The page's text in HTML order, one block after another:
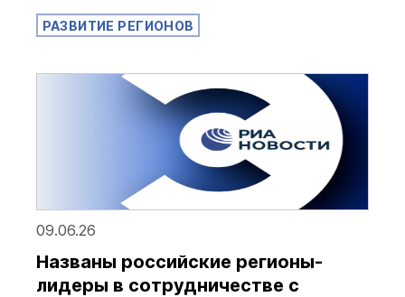
РАЗВИТИЕ РЕГИОНОВ
09.06.26
Названы российские регионы-
лидеры в сотрудничестве с